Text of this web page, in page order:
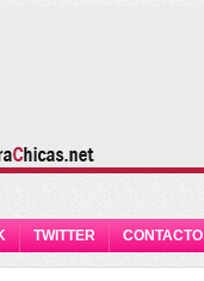
TWITTER CONTACTO